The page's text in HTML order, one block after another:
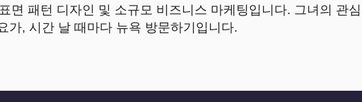
면 패턴 디자인 및 소규모 비즈니스 마케팅입니다. 그녀의 관
가, 시간 날 때마다 뉴욕 방문하기입니다.